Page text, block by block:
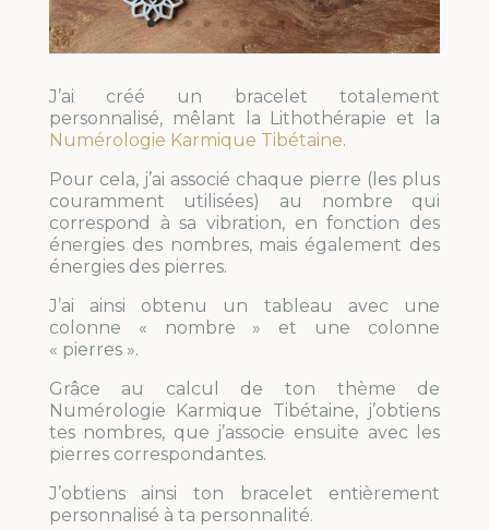
J’ai créé un bracelet totalement
personnalisé, mêlant la Lithothérapie et la
Numérologie Karmique Tibétaine.
Pour cela, j’ai associé chaque pierre (les plus
couramment utilisées) au nombre qui
correspond à sa vibration, en fonction des
énergies des nombres, mais également des
énergies des pierres.
J’ai ainsi obtenu un tableau avec une
colonne « nombre » et une colonne
« pierres ».
Grâce au calcul de ton thème de
Numérologie Karmique Tibétaine, j’obtiens
tes nombres, que j’associe ensuite avec les
pierres correspondantes.
J’obtiens ainsi ton bracelet entièrement
personnalisé à ta personnalité.